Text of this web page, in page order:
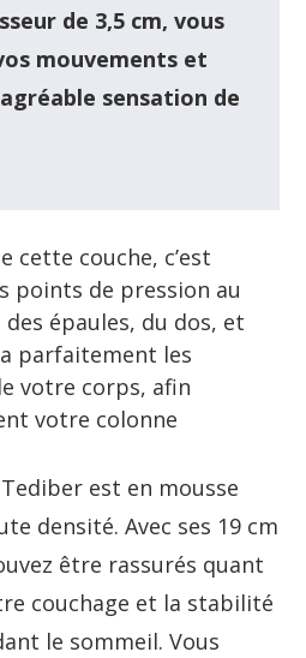
de 3,5 cm, vous
mouvements et
sensation de
cette couche, c’est
points de pression au
des épaules, du dos, et
parfaitement les
votre corps, afin
votre colonne
est en mousse
densité. Avec ses 19 cm
être rassurés quant
couchage et la stabilité
le sommeil. Vous